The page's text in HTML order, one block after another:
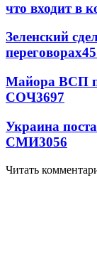
что входит в
Зеленский
переговорах
Майора ВСП
СОЧ3697
Украина
СМИ3056
Читать